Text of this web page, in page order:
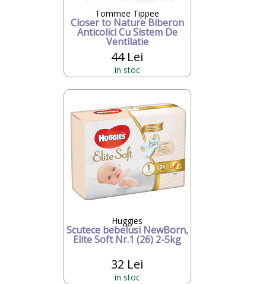
Tommee Tippee
Closer to Nature Biberon
Anticolici Cu Sistem De
Ventilatie
44 Lei
in stoc
Huggies
Scutece bebelusi NewBorn,
Elite Soft Nr.1 (26) 2-5kg
32 Lei
in stoc